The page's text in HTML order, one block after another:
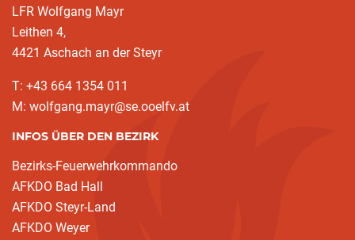
LFR Wolfgang Mayr
Leithen 4,
4421 Aschach an der Steyr
T: +43 664 1354 011
M: wolfgang.mayr@se.ooelfv.at
INFOS ÜBER DEN BEZIRK
Bezirks-Feuerwehrkommando
AFKDO Bad Hall
AFKDO Steyr-Land
AFKDO Weyer